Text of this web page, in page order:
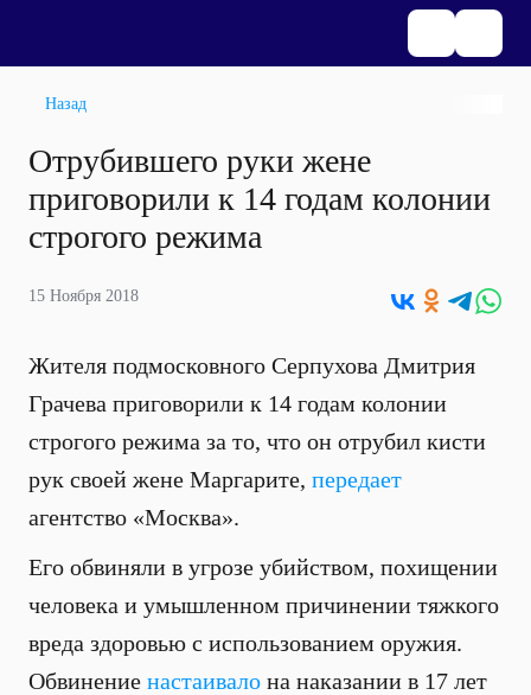
Назад
Отрубившего руки жене
приговорили к 14 годам колонии
строгого режима
15 Ноября 2018
Жителя подмосковного Серпухова Дмитрия
Грачева приговорили к 14 годам колонии
строгого режима за то, что он отрубил кисти
рук своей жене Маргарите, передает
агентство «Москва».
Его обвиняли в угрозе убийством, похищении
человека и умышленном причинении тяжкого
вреда здоровью с использованием оружия.
Обвинение настаивало на наказании в 17 лет